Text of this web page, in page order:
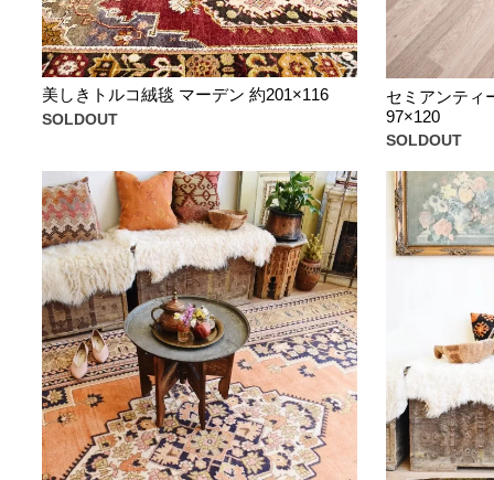
美しきトルコ絨毯 マーデン 約201×116
SOLDOUT
セミアンティ
97×120
SOLDOUT